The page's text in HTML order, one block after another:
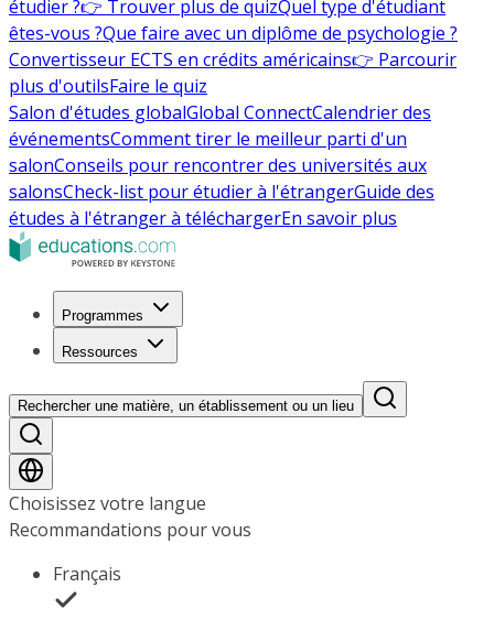
étudier ?👉 Trouver plus de quizQuel type d'étudiant
êtes-vous ?Que faire avec un diplôme de psychologie ?
Convertisseur ECTS en crédits américains👉 Parcourir
plus d'outilsFaire le quiz
Salon d'études globalGlobal ConnectCalendrier des
événementsComment tirer le meilleur parti d'un
salonConseils pour rencontrer des universités aux
salonsCheck-list pour étudier à l'étrangerGuide des
études à l'étranger à téléchargerEn savoir plus
Programmes
Ressources
Rechercher une matière, un établissement ou un lieu
Choisissez votre langue
Recommandations pour vous
Français